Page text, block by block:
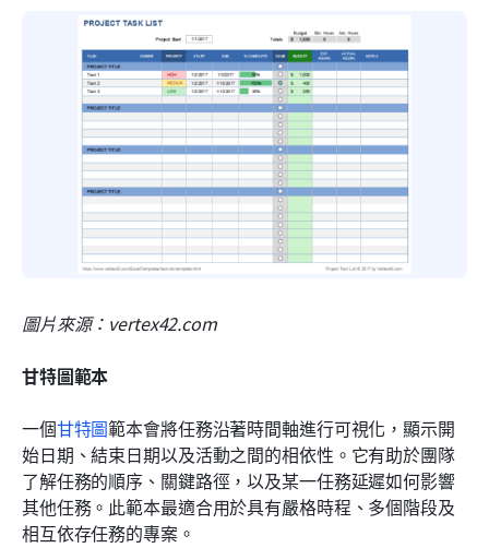
圖片來源：vertex42.com
甘特圖範本
一個甘特圖範本會將任務沿著時間軸進行可視化，顯示開
始日期、結束日期以及活動之間的相依性。它有助於團隊
了解任務的順序、關鍵路徑，以及某一任務延遲如何影響
其他任務。此範本最適合用於具有嚴格時程、多個階段及
相互依存任務的專案。